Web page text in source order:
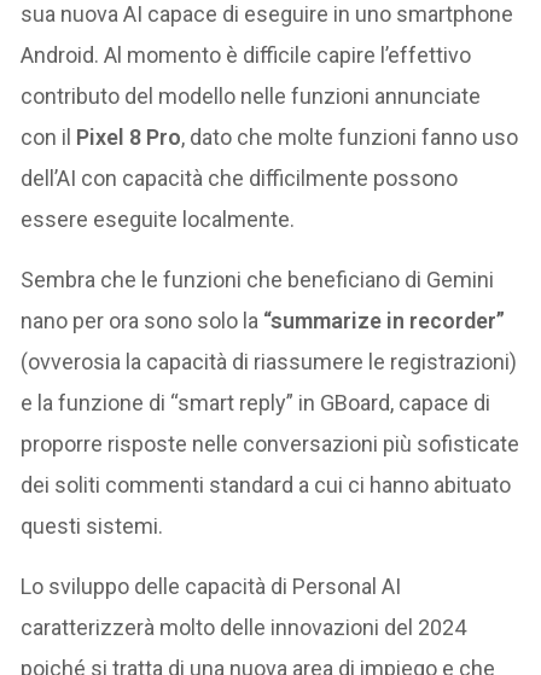
sua nuova AI capace di eseguire in uno smartphone
Android. Al momento è difficile capire l’effettivo
contributo del modello nelle funzioni annunciate
con il Pixel 8 Pro, dato che molte funzioni fanno uso
dell’AI con capacità che difficilmente possono
essere eseguite localmente.
Sembra che le funzioni che beneficiano di Gemini
nano per ora sono solo la “summarize in recorder”
(ovverosia la capacità di riassumere le registrazioni)
e la funzione di “smart reply” in GBoard, capace di
proporre risposte nelle conversazioni più sofisticate
dei soliti commenti standard a cui ci hanno abituato
questi sistemi.
Lo sviluppo delle capacità di Personal AI
caratterizzerà molto delle innovazioni del 2024
poiché si tratta di una nuova area di impiego e che